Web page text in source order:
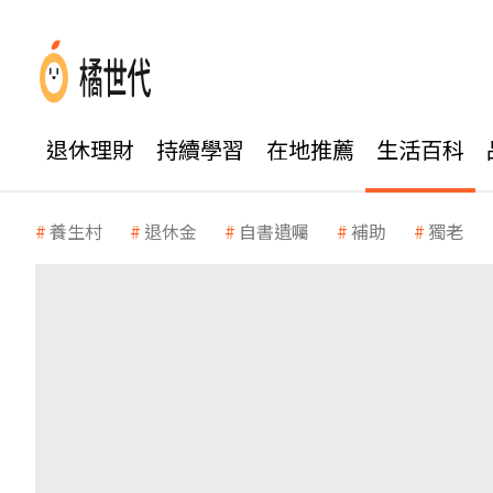
退休理財 持續學習 在地推薦 生活百科
養生村 退休金 自書遺囑 補助 獨老